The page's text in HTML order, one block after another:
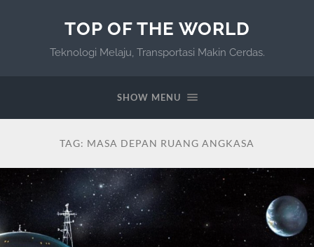
TOP OF THE WORLD
Teknologi Melaju, Transportasi Makin Cerdas.
SHOW MENU
TAG: MASA DEPAN RUANG ANGKASA